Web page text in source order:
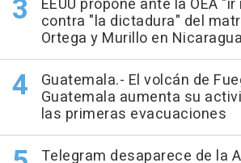
EEUU propone ante la OEA
contra "la dictadura" del
Ortega y Murillo en Nicaragua
Guatemala.- El volcán de
Guatemala aumenta su
las primeras evacuaciones
Telegram desaparece de la